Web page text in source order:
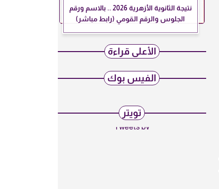
نتيجة الثانوية الأزهرية 2026 .. بالاسم ورقم
الجلوس والرقم القومي (رابط مباشر)
الأعلى قراءة
الفيس بوك
تويتر
Tweets by